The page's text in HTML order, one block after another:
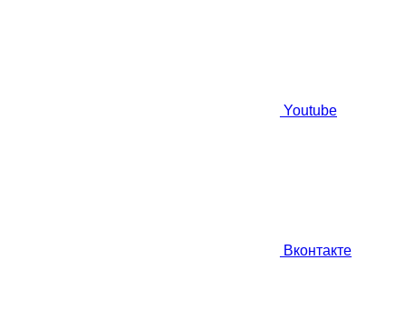
Youtube
Вконтакте